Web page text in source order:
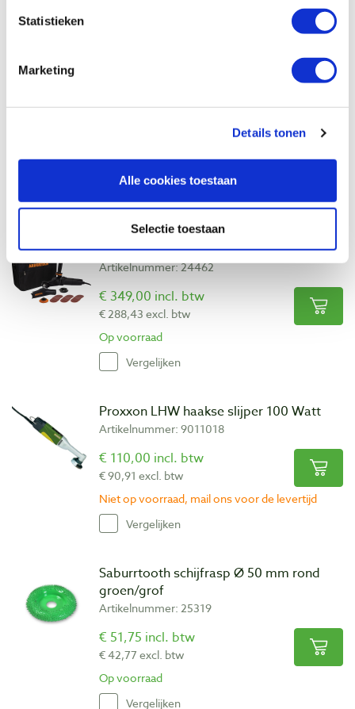
Statistieken
Marketing
Details tonen
Alle cookies toestaan
Selectie toestaan
Bekijk ook
Arbortech Mini Grinder haakse slijper
Artikelnummer: 24461
Op voorraad
Vergelijken
Arbortech Mini Carver haakse slijper
Artikelnummer: 24462
€ 349,00 incl. btw
€ 288,43 excl. btw
Op voorraad
Vergelijken
Proxxon LHW haakse slijper 100 Watt
Artikelnummer: 9011018
€ 110,00 incl. btw
€ 90,91 excl. btw
Niet op voorraad, mail ons voor de levertijd
Vergelijken
Saburrtooth schijfrasp Ø 50 mm rond
groen/grof
Artikelnummer: 25319
€ 51,75 incl. btw
€ 42,77 excl. btw
Op voorraad
Vergelijken